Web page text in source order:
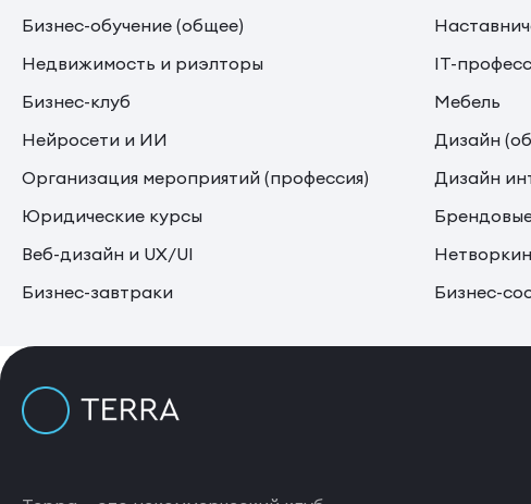
Бизнес-обучение (общее)
Недвижимость и риэлторы
IT-
Бизнес-клуб
Мебель
Нейросети и ИИ
Дизайн
Организация мероприятий (профессия)
Дизайн
Юридические курсы
Веб-дизайн и UX/UI
Бизнес-завтраки
Бизнес-